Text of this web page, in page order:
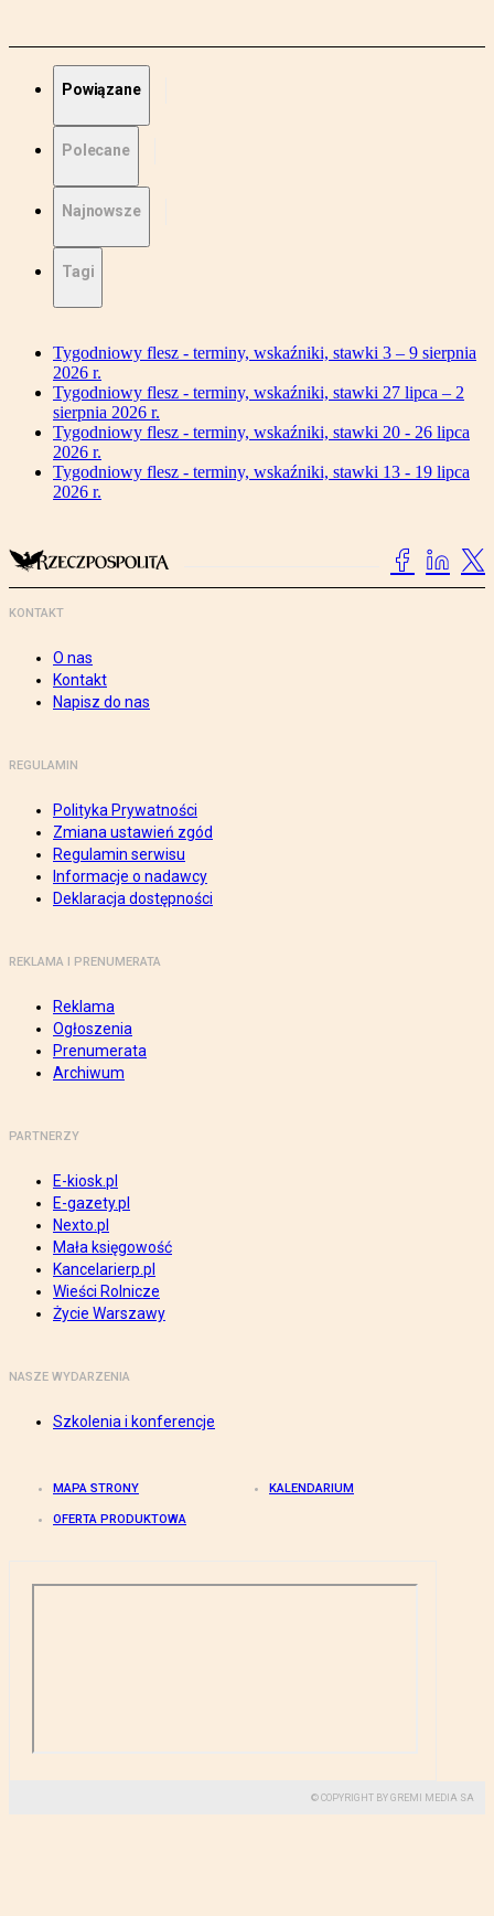
Powiązane
Polecane
Najnowsze
Tagi
Tygodniowy flesz - terminy, wskaźniki, stawki 3 – 9 sierpnia
2026 r.
Tygodniowy flesz - terminy, wskaźniki, stawki 27 lipca – 2
sierpnia 2026 r.
Tygodniowy flesz - terminy, wskaźniki, stawki 20 - 26 lipca
2026 r.
Tygodniowy flesz - terminy, wskaźniki, stawki 13 - 19 lipca
2026 r.
KONTAKT
O nas
Kontakt
Napisz do nas
REGULAMIN
Polityka Prywatności
Zmiana ustawień zgód
Regulamin serwisu
Informacje o nadawcy
Deklaracja dostępności
REKLAMA I PRENUMERATA
Reklama
Ogłoszenia
Prenumerata
Archiwum
PARTNERZY
E-kiosk.pl
E-gazety.pl
Nexto.pl
Mała księgowość
Kancelarierp.pl
Wieści Rolnicze
Życie Warszawy
NASZE WYDARZENIA
Szkolenia i konferencje
MAPA STRONY KALENDARIUM
OFERTA PRODUKTOWA
© COPYRIGHT BY GREMI MEDIA SA